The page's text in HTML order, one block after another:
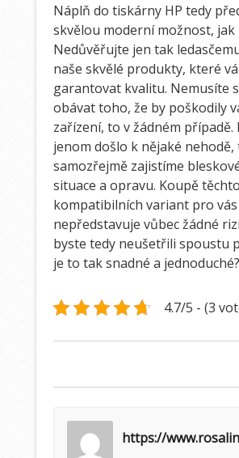
Náplň do tiskárny HP tedy
skvělou moderní možnost, jak
Nedůvěřujte jen tak
naše skvělé produkty, které
garantovat kvalitu. Nemusíte
obávat toho, že by poškodily
zařízení, to v žádném případě.
jenom došlo k nějaké nehodě,
samozřejmě zajistíme
situace a opravu. Koupě těchto
kompatibilních variant pro
nepředstavuje vůbec žádné
byste tedy neušetřili spoustu
je to tak snadné a jednoduché?
4.7/5 - (3
https://